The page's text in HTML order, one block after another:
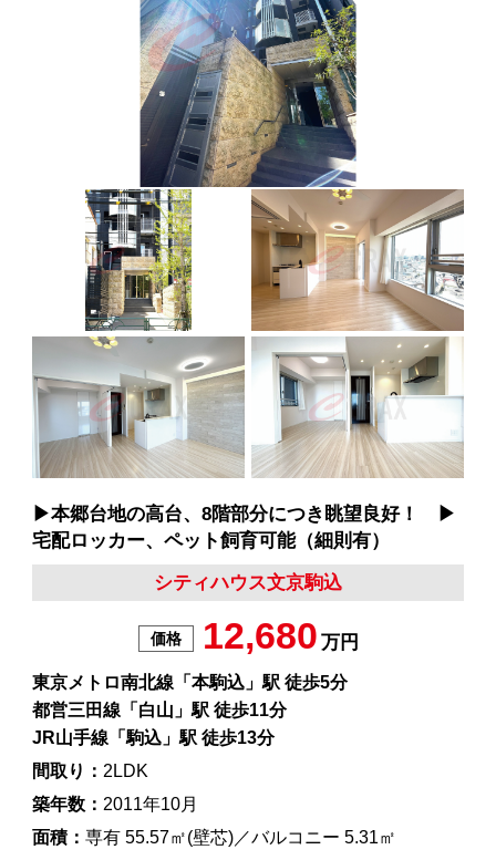
▶︎本郷台地の高台、8階部分につき眺望良好！ ▶︎
宅配ロッカー、ペット飼育可能（細則有）
シティハウス文京駒込
価格 12,680 万円
東京メトロ南北線「本駒込」駅 徒歩5分
都営三田線「白山」駅 徒歩11分
JR山手線「駒込」駅 徒歩13分
間取り： 2LDK
築年数： 2011年10月
面積： 専有 55.57㎡(壁芯)／バルコニー 5.31㎡